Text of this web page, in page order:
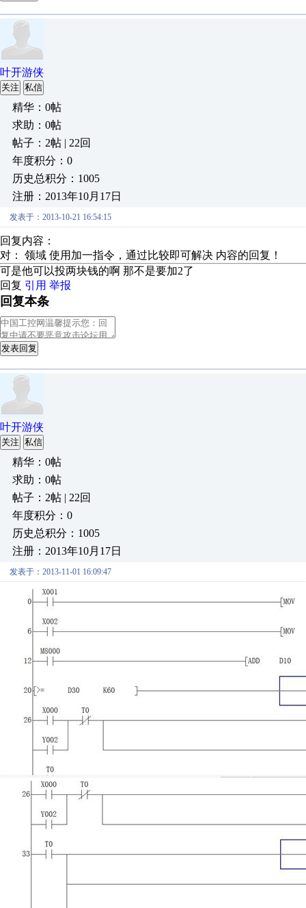
叶开游侠
关注 私信
精华：0帖
求助：0帖
帖子：2帖 | 22回
年度积分：0
历史总积分：1005
注册：2013年10月17日
发表于：2013-10-21 16:54:15
回复内容：
对： 领域 使用加一指令，通过比较即可解决 内容的回复！
可是他可以投两块钱的啊 那不是要加2了
回复 引用 举报
回复本条
发表回复
叶开游侠
关注 私信
精华：0帖
求助：0帖
帖子：2帖 | 22回
年度积分：0
历史总积分：1005
注册：2013年10月17日
发表于：2013-11-01 16:09:47